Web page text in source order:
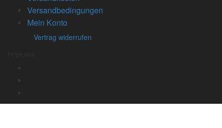
Versandbedingungen
Mein Konto
Vertrag widerrufen